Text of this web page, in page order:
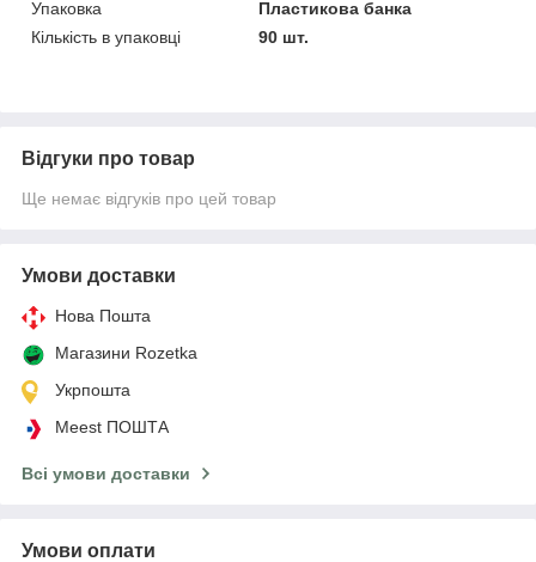
Упаковка
Пластикова банка
Кількість в упаковці
90 шт.
Відгуки про товар
Ще немає відгуків про цей товар
Умови доставки
Нова Пошта
Магазини Rozetka
Укрпошта
Meest ПОШТА
Всі умови доставки
Умови оплати